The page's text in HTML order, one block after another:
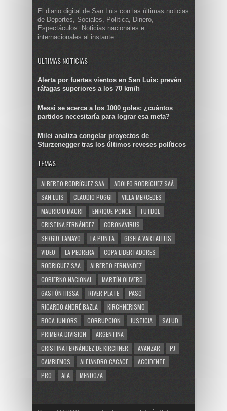
El diario digital de San Luis con las últimas noticias
de Deportes, Sociales, Política, Dinero,
Espectáculos. Noticias nacionales e
internacionales al instante.
ULTIMAS NOTICIAS
Alerta por fuertes vientos en San Luis: prevén
ráfagas superiores a los 70 km/h
Messi se acerca a los 1000 goles: ¿cuántos
partidos necesitaría para lograr esa meta?
Milei analiza congelar proyectos de
Sturzenegger tras los últimos reveses políticos
TEMAS
ALBERTO RODRÍGUEZ SAÁ
ADOLFO RODRÍGUEZ SAÁ
SAN LUIS
CLAUDIO POGGI
VILLA MERCEDES
MAURICIO MACRI
ENRIQUE PONCE
FUTBOL
CRISTINA FERNÁNDEZ
CORONAVIRUS
SERGIO TAMAYO
LA PUNTA
GISELA VARTALITIS
VIDEO
LA PEDRERA
COPA LIBERTADORES
RODRIGUEZ SAA
ALBERTO FERNÁNDEZ
GOBIERNO NACIONAL
MARTÍN OLIVERO
GASTÓN HISSA
RIVER PLATE
PASO
RICARDO ANDRÉ BAZLA
KIRCHNERISMO
BOCA JUNIORS
CORRUPCION JUSTICIA
SALUD
PRIMERA DIVISION
ARGENTINA
CRISTINA FERNÁNDEZ DE KIRCHNER
AVANZAR
PJ
CAMBIEMOS
ALEJANDRO CACACE
ACCIDENTE
PRO
AFA MENDOZA